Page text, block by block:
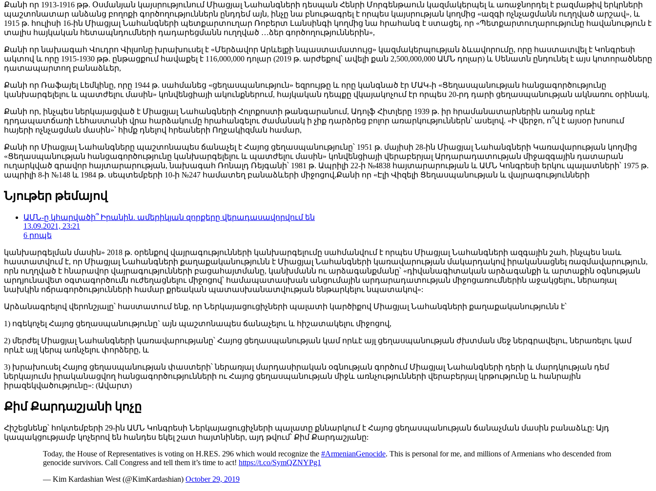
Քանի որ 1913-1916 թթ. Օսմանյան կայսրությունում Միացյալ Նահանգների դեսպան Հենրի Մորգենթաուն կազմակերպել և առաջնորդել է բազմաթիվ երկրների
պաշտոնատար անձանց բողոքի գործողություններն ընդդեմ այն, ինչը նա բնութագրել է որպես կայսրության կողմից «ազգի ոչնչացմանն ուղղված արշավ», և
1915 թ. հուլիսի 16-ին Միացյալ Նահանգների պետքարտուղար Ռոբերտ Լանսինգի կողմից նա հրահանգ է ստացել, որ «Պետքարտուղարությունը հավանություն է
տալիս հայկական հետապնդումների դադարեցմանն ուղղված …ձեր գործողություններին»,
Քանի որ նախագահ Վուդրո Վիլսոնը խրախուսել է «Մերձավոր Արևելքի նպաստամատույց» կազմակերպության ձևավորումը, որը հաստատվել է Կոնգրեսի
ակտով և որը 1915-1930 թթ. ընթացքում հավաքել է 116,000,000 դոլար (2019 թ. արժեքով՝ ավելի քան 2,500,000,000 ԱՄՆ դոլար) և Սենատն ընդունել է այս կոտորածները
դատապարտող բանաձևեր,
Քանի որ Ռաֆայել Լեմկինը, որը 1944 թ. սահմանեց «ցեղասպանություն» եզրույթը և որը կանգնած էր ՄԱԿ-ի «Ցեղասպանության հանցագործությունը
կանխարգելելու և պատժելու մասին» կոնվենցիայի ակունքներում, հայկական դեպքը վկայակոչում էր որպես 20-րդ դարի ցեղասպանության ակնառու օրինակ,
Քանի որ, ինչպես ներկայացված է Միացյալ Նահանգների Հոլոքոստի թանգարանում, Ադոլֆ Հիտլերը 1939 թ. իր հրամանատարներին առանց որևէ
դրդապատճառի Լեհաստանի վրա հարձակումը հրահանգելու ժամանակ ի չիք դարձրեց բոլոր առարկություններն՝ ասելով. «Ի վերջո, ո՞վ է այսօր խոսում
հայերի ոչնչացման մասին»՝ հիմք դնելով հրեաների Ողջակիզման համար,
Քանի որ Միացյալ Նահանգները պաշտոնապես ճանաչել է Հայոց ցեղասպանությունը՝ 1951 թ. մայիսի 28-ին Միացյալ Նահանգների Կառավարության կողմից
«Ցեղասպանության հանցագործությունը կանխարգելելու և պատժելու մասին» կոնվենցիայի վերաբերյալ Արդարադատության միջազգային դատարան
ուղարկված գրավոր հայտարարության, նախագահ Ռոնալդ Ռեյգանի՝ 1981 թ. Ապրիլի 22-ի №4838 հայտարարության և ԱՄՆ Կոնգրեսի երկու պալատների՝ 1975 թ.
ապրիլի 8-ի №148 և 1984 թ. սեպտեմբերի 10-ի №247 համատեղ բանաձևերի միջոցով,Քանի որ «Էլի Վիզելի Ցեղասպանության և վայրագությունների
Նյութեր թեմայով
ԱՄՆ-ը կհարվածի՞ Իրանին. ամերիկյան զորքերը վերադասավորվում են
13.09.2021, 23:21
6 րոպե
կանխարգելման մասին» 2018 թ. օրենքով վայրագությունների կանխարգելումը սահմանվում է որպես Միացյալ Նահանգների ազգային շահ, ինչպես նաև
հաստատվում է, որ Միացյալ Նահանգների քաղաքականությունն է Միացյալ Նահանգների կառավարության մակարդակով իրականացնել ռազմավարություն,
որն ուղղված է հնարավոր վայրագությունների բացահայտմանը, կանխմանն ու արձագանքմանը՝ «դիվանագիտական արձագանքի և արտաքին օգնության
արդյունավետ օգտագործումն ուժեղացնելու միջոցով՝ համապատասխան անցումային արդարադատության միջոցառումներին աջակցելու, ներառյալ
նախկին ոճրագործությունների համար քրեական պատասխանատվության ենթարկելու նպատակով»:
Արձանագրելով վերոնշյալը՝ հաստատում ենք, որ Ներկայացուցիչների պալատի կարծիքով Միացյալ Նահանգների քաղաքականությունն է՝
1) ոգեկոչել Հայոց ցեղասպանությունը` այն պաշտոնապես ճանաչելու և հիշատակելու միջոցով,
2) մերժել Միացյալ Նահանգների կառավարությանը՝ Հայոց ցեղասպանության կամ որևէ այլ ցեղասպանության ժխտման մեջ ներգրավելու, ներառելու կամ
որևէ այլ կերպ առնչելու փորձերը, և
3) խրախուսել Հայոց ցեղասպանության փաստերի՝ ներառյալ մարդասիրական օգնության գործում Միացյալ Նահանգների դերի և մարդկության դեմ
ներկայումս իրականացվող հանցագործությունների ու Հայոց ցեղասպանության միջև առնչությունների վերաբերյալ կրթությունը և հանրային
իրազեկվածությունը»: (Ավարտ)
Քիմ Քարդաշյանի կոչը
Հիշեցնենք՝ հոկտեմբերի 29-ին ԱՄՆ Կոնգրեսի Ներկայացուցիչների պալատը քննարկում է Հայոց ցեղասպանության ճանաչման մասին բանաձևը: Այդ
կապակցությամբ կոչերով են հանդես եկել շատ հայտնիներ, այդ թվում՝ Քիմ Քարդաշյանը:
Today, the House of Representatives is voting on H.RES. 296 which would recognize the #ArmenianGenocide. This is personal for me, and millions of Armenians who descended from
genocide survivors. Call Congress and tell them it’s time to act! https://t.co/SymQZNYPg1
— Kim Kardashian West (@KimKardashian) October 29, 2019